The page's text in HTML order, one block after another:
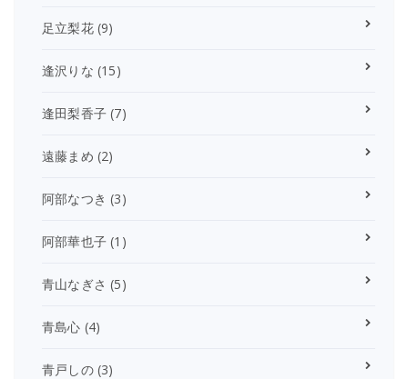
足立梨花(9)
逢沢りな (15)
逢田梨香子 (7)
遠藤まめ (2)
阿部なつき (3)
阿部華也子 (1)
青山なぎさ (5)
青島心 (4)
青戸しの(3)